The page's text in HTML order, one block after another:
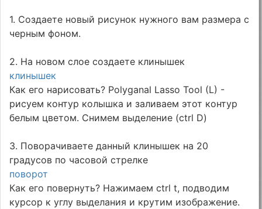
1. Создаете новый рисунок нужного вам размера с
черным фоном.
2. На новом слое создаете клинышек
клинышек
Как его нарисовать? Polyganal Lasso Tool (L) -
рисуем контур колышка и заливаем этот контур
белым цветом. Снимем выделение (ctrl D)
3. Поворачиваете данный клинышек на 20
градусов по часовой стрелке
поворот
Как его повернуть? Нажимаем ctrl t, подводим
курсор к углу выделания и крутим изображение.